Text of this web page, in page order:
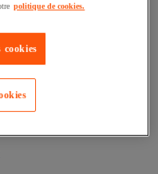
bureau
politique de cookies.
cookies